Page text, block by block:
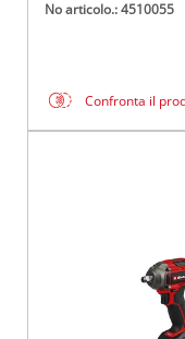
No articolo.: 4510055
Confronta il